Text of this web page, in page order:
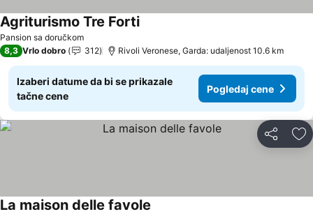
Pansion sa doručkom
Agriturismo Tre FortiPogledaj cene
8,3 Vrlo dobro 312 Rivoli Veronese, Garda: udaljenost 10.6 km
Izaberi datume da bi se prikazale
tačne cene
Pogledaj cene
Deli
La maison delle favole